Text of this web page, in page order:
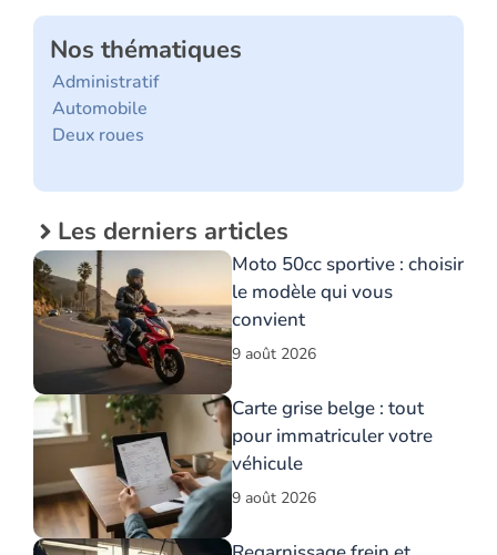
Nos thématiques
Administratif
Automobile
Deux roues
Les derniers articles
Moto 50cc sportive : choisir
le modèle qui vous
convient
9 août 2026
Carte grise belge : tout
pour immatriculer votre
véhicule
9 août 2026